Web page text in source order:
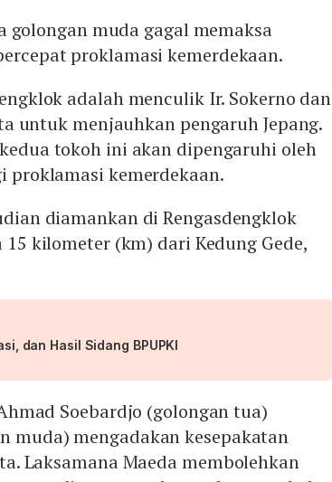
muda gagal memaksa
proklamasi kemerdekaan.
adalah menculik Ir. Sokerno dan
untuk menjauhkan pengaruh Jepang.
tokoh ini akan dipengaruhi oleh
proklamasi kemerdekaan.
diamankan di Rengasdengklok
15 kilometer (km) dari Kedung Gede,
dan Hasil Sidang BPUPKI
Soebardjo (golongan tua)
muda) mengadakan kesepakatan
Laksamana Maeda membolehkan